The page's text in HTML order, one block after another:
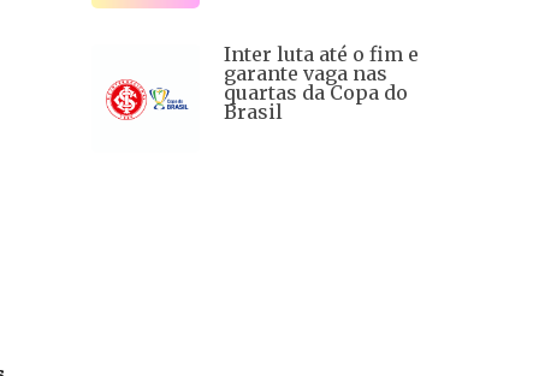
Inter luta até o fim e
garante vaga nas
quartas da Copa do
Brasil